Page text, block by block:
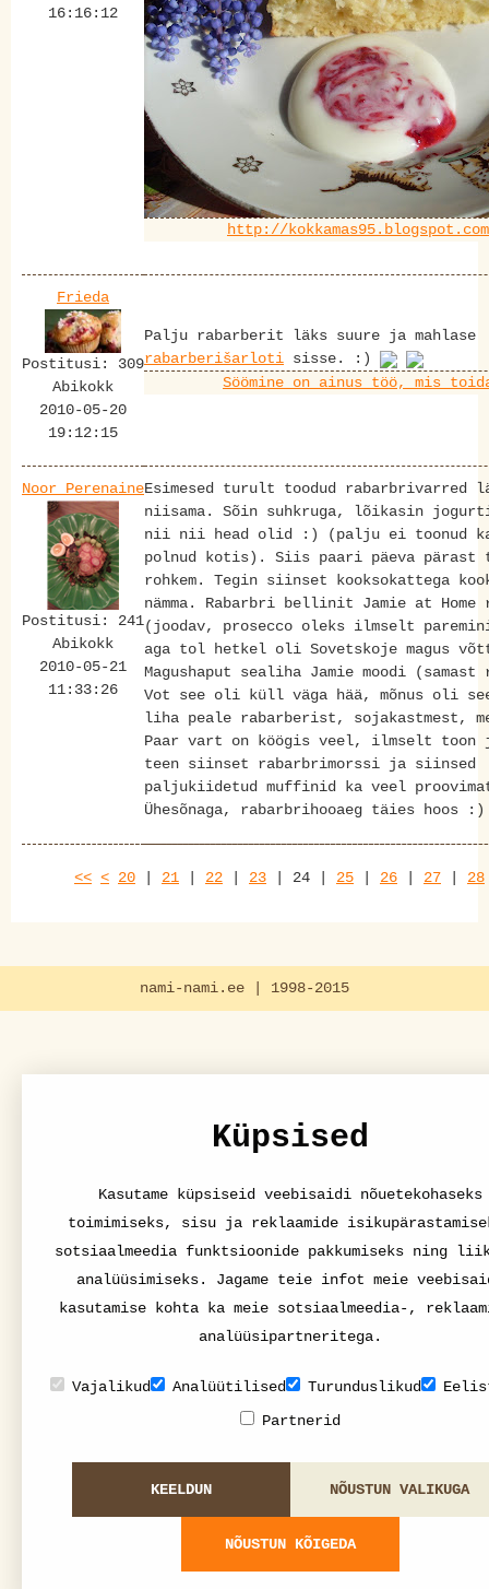
16:16:12
http://
Frieda
Postitusi: 309
Abikokk
2010-05-20
19:12:15
Palju rabarberit läks suure ja mahlase
rabarberišarloti sisse. :)
Söömine on ainus töö, mis
Noor_Perenaine
Postitusi: 241
Abikokk
2010-05-21
11:33:26
Esimesed turult toodud rabarbrivarred
niisama. Sõin suhkruga, lõikasin
nii nii head olid :) (palju ei toonud
polnud kotis). Siis paari päeva pärast
rohkem. Tegin siinset kooksokattega
nämma. Rabarbri bellinit Jamie at Home
(joodav, prosecco oleks ilmselt
aga tol hetkel oli Sovetskoje magus
Magushaput sealiha Jamie moodi (samast
Vot see oli küll väga hää, mõnus oli
liha peale rabarberist, sojakastmest,
Paar vart on köögis veel, ilmselt toon
teen siinset rabarbrimorssi ja siinsed
paljukiidetud muffinid ka veel
Ühesõnaga, rabarbrihooaeg täies hoos :)
<< < 20 21 22 23 24 25 26 27 28
nami-nami.ee | 1998-2015
Küpsised
Kasutame küpsiseid veebisaidi nõuetekohaseks
toimimiseks, sisu ja reklaamide
sotsiaalmeedia funktsioonide pakkumiseks ning
analüüsimiseks. Jagame teie infot meie
kasutamise kohta ka meie sotsiaalmeedia-,
analüüsipartneritega.
Vajalikud Analüütilised Turunduslikud
Partnerid
KEELDUN NÕUSTUN VALIKUGA
NÕUSTUN KÕIGEDA